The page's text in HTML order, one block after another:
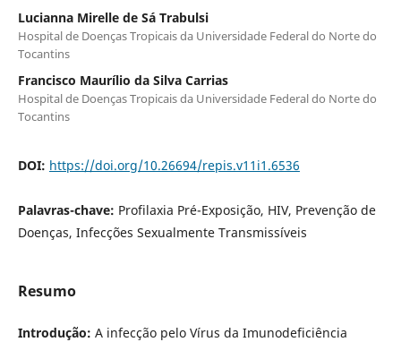
Lucianna Mirelle de Sá Trabulsi
Hospital de Doenças Tropicais da Universidade Federal do Norte do
Tocantins
Francisco Maurílio da Silva Carrias
Hospital de Doenças Tropicais da Universidade Federal do Norte do
Tocantins
DOI: https://doi.org/10.26694/repis.v11i1.6536
Palavras-chave: Profilaxia Pré-Exposição, HIV, Prevenção de
Doenças, Infecções Sexualmente Transmissíveis
Resumo
Introdução: A infecção pelo Vírus da Imunodeficiência